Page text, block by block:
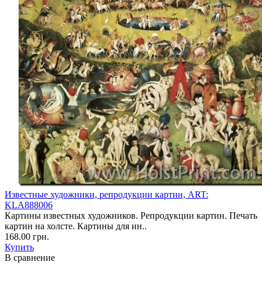
Известные художники, репродукции картин, ART:
KLA888006
Картины известных художников. Репродукции картин. Печать
картин на холсте. Картины для ин..
168.00 грн.
Купить
В сравнение